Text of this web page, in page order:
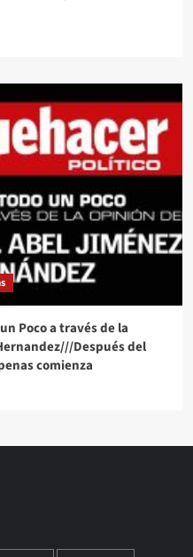
Poco a través de la
Después del
comienza